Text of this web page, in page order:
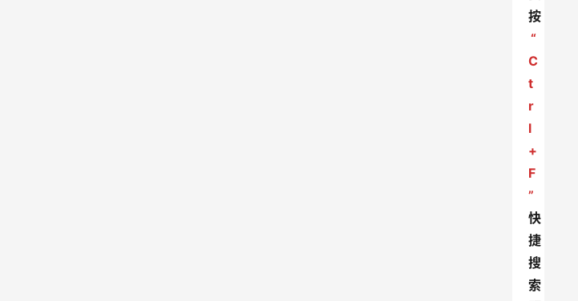
按
“
C
t
r
l
+
F
”
快
捷
搜
索